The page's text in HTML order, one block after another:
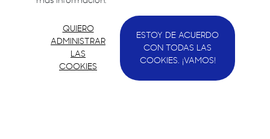
QUIERO
ADMINISTRAR
LAS
COOKIES
ESTOY DE ACUERDO
CON TODAS LAS
COOKIES. ¡VAMOS!